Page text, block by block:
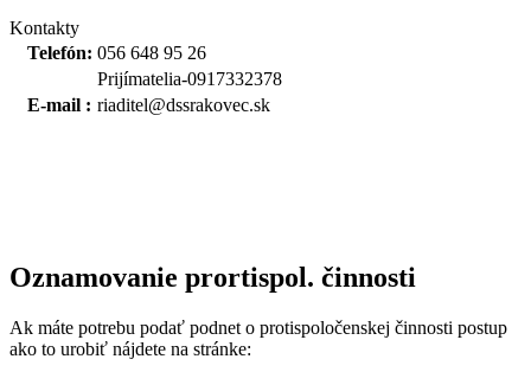
Kontakty
Telefón: 056 648 95 26
Prijímatelia-0917332378
E-mail : riaditel@dssrakovec.sk
Oznamovanie prortispol. činnosti
Ak máte potrebu podať podnet o protispoločenskej činnosti postup
ako to urobiť nájdete na stránke: